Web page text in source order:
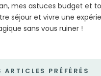
mes astuces budget et
séjour et vivre une
sans vous ruiner !
ARTICLES PRÉFÉRÉS